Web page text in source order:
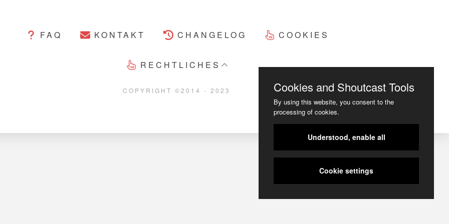
FAQ KONTAKT CHANGELOG COOKIES
RECHTLICHES
COPYRIGHT ©2014 - 2023 Cookies and Shoutcast Tools
By using this website, you consent to the
processing of cookies.
Understood, enable all
Cookie settings